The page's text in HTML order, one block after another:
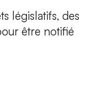
législatifs, des
être notifié